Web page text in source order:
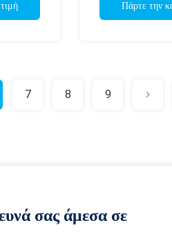
Πάρτε την
7 8 9
σας άμεσα σε